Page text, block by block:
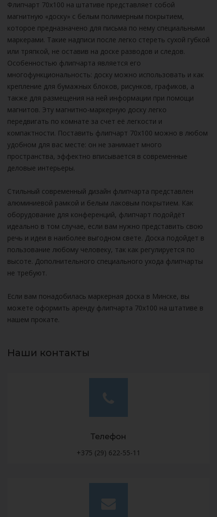
Флипчарт 70х100 на штативе представляет собой
магнитную «доску» с белым полимерным покрытием,
которое предназначено для письма по нему специальными
маркерами. Такие надписи после легко стереть сухой губкой
или тряпкой, не оставив на доске разводов и следов.
Особенностью флипчарта является его
многофункциональность: доску можно использовать и как
крепление для бумажных блоков, рисунков, графиков, а
также для размещения на ней информации при помощи
магнитов. Эту магнитно-маркерную доску легко
передвигать по комнате за счет её легкости и
компактности. Поставить флипчарт 70х100 можно в любом
удобном для вас месте: он не занимает много
пространства, эффектно вписывается в современные
деловые интерьеры.
Стильный современный дизайн флипчарта представлен
алюминиевой рамкой и белым лаковым покрытием. Как
оборудование для конференций, флипчарт подойдёт
идеально в том случае, если вам нужно представить свою
речь и идеи в наиболее выгодном свете. Доска подойдет в
пользование любому человеку, так как регулируется по
высоте. Дополнительного специального ухода флипчарты
не требуют.
Если вам понадобилась маркерная доска в Минске, вы
можете оформить аренду флипчарта 70х100 на штативе в
нашем прокате.
Наши контакты
Телефон
+375 (29) 622-55-11